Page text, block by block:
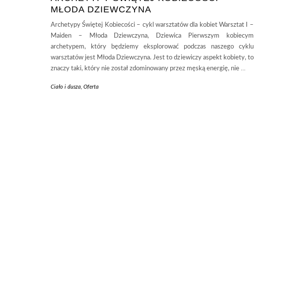
MŁODA DZIEWCZYNA
Archetypy Świętej Kobiecości – cykl warsztatów dla kobiet Warsztat I –
Maiden – Młoda Dziewczyna, Dziewica Pierwszym kobiecym
archetypem, który będziemy eksplorować podczas naszego cyklu
warsztatów jest Młoda Dziewczyna. Jest to dziewiczy aspekt kobiety, to
znaczy taki, który nie został zdominowany przez męską energię, nie …
Ciało i dusza Oferta